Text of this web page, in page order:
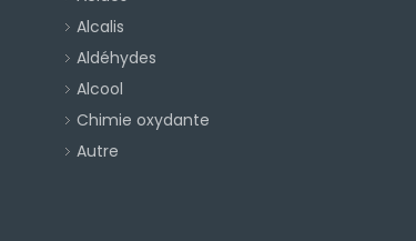
Alcalis
Aldéhydes
Alcool
Chimie oxydante
Autre